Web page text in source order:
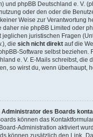
und phpBB Deutschland e. V.
oder den oder die
Weise zur Verantwortung
daher nie phpBB Limited oder
jeglichen juristischen Fragen
die sich nicht direkt auf die
Software selbst beziehen.
e. V. E-Mails schreibst, die
so wirst du, wenn überhaupt,
Administrator des Boards
können das
Administration aktiviert
können zusätzlich den Link